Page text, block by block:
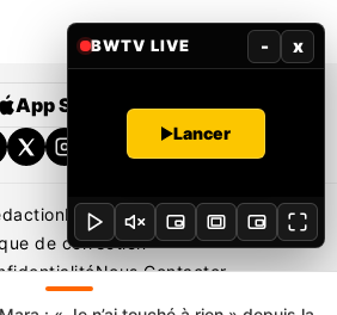
App Store Google Play
Rédaction Mentions légales
de correction
Nous Contacter
BWTV LIVE - x
Lancer